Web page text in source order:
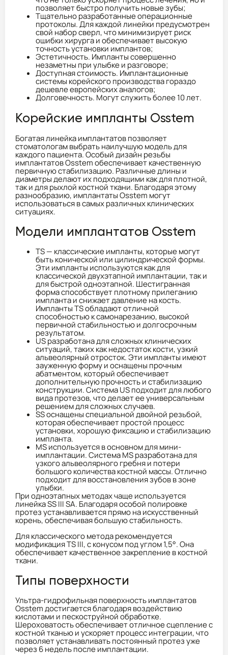
позволяет быстро получить новые зубы;
Тщательно разработанные операционные
протоколы. Для каждой линейки предусмотрен
свой набор сверл, что минимизирует риск
ошибки хирурга и обеспечивает высокую
точность установки имплантов;
Эстетичность. Импланты совершенно
незаметны при улыбке и разговоре;
Доступная стоимость. Имплантационные
системы корейского производства гораздо
дешевле европейских аналогов;
Долговечность. Могут служить более 10 лет.
Корейские импланты Osstem
Богатая линейка имплантатов позволяет
стоматологам выбрать наилучшую модель для
каждого пациента. Особый дизайн резьбы
имплантатов Osstem обеспечивает качественную
первичную стабилизацию. Различные длины и
диаметры делают их подходящими как для плотной,
так и для рыхлой костной ткани. Благодаря этому
разнообразию, имплантаты Osstem могут
использоваться в самых различных клинических
ситуациях.
Модели имплантатов Osstem
TS — классические импланты, которые могут
быть конической или цилиндрической формы.
Эти импланты используются как для
классической двухэтапной имплантации, так и
для быстрой одноэтапной. Шестигранная
форма способствует плотному прилеганию
импланта и снижает давление на кость.
Импланты TS обладают отличной
способностью к самонарезанию, высокой
первичной стабильностью и долгосрочным
результатом.
US разработана для сложных клинических
ситуаций, таких как недостаток кости, узкий
альвеолярный отросток. Эти импланты имеют
зауженную форму и оснащены прочным
абатментом, который обеспечивает
дополнительную прочность и стабилизацию
конструкции. Система US подходит для любого
вида протезов, что делает ее универсальным
решением для сложных случаев.
SS оснащены специальной двойной резьбой,
которая обеспечивает простой процесс
установки, хорошую фиксацию и стабилизацию
импланта.
MS используется в основном для мини-
имплантации. Система MS разработана для
узкого альвеолярного гребня и потери
большого количества костной массы. Отлично
подходит для восстановления зубов в зоне
улыбки.
При одноэтапных методах чаще используется
линейка SS III SA. Благодаря особой полировке
протез устанавливается прямо на искусственный
корень, обеспечивая большую стабильность.
Для классического метода рекомендуется
модификация TS III, с конусом под углом 1,5°. Она
обеспечивает качественное закрепление в костной
ткани.
Типы поверхности
Ультра-гидрофильная поверхность имплантатов
Osstem достигается благодаря воздействию
кислотами и пескоструйной обработке.
Шероховатость обеспечивает отличное сцепление с
костной тканью и ускоряет процесс интеграции, что
позволяет устанавливать постоянный протез уже
через 6 недель после имплантации.